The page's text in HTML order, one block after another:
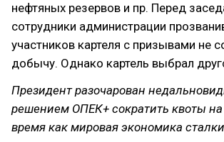
нефтяных резервов и пр. Перед
сотрудники администрации
участников картеля с призывами не
добычу. Однако картель выбрал
Президент разочарован
решением ОПЕК+ сократить квоты на
время как мировая экономика